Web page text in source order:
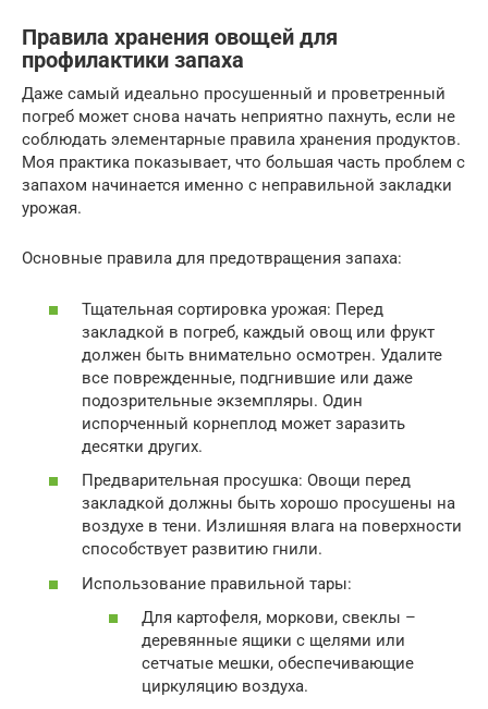
Правила хранения овощей для
профилактики запаха
Даже самый идеально просушенный и проветренный
погреб может снова начать неприятно пахнуть, если не
соблюдать элементарные правила хранения продуктов.
Моя практика показывает, что большая часть проблем с
запахом начинается именно с неправильной закладки
урожая.
Основные правила для предотвращения запаха:
Тщательная сортировка урожая: Перед
закладкой в погреб, каждый овощ или фрукт
должен быть внимательно осмотрен. Удалите
все поврежденные, подгнившие или даже
подозрительные экземпляры. Один
испорченный корнеплод может заразить
десятки других.
Предварительная просушка: Овощи перед
закладкой должны быть хорошо просушены на
воздухе в тени. Излишняя влага на поверхности
способствует развитию гнили.
Использование правильной тары:
Для картофеля, моркови, свеклы –
деревянные ящики с щелями или
сетчатые мешки, обеспечивающие
циркуляцию воздуха.